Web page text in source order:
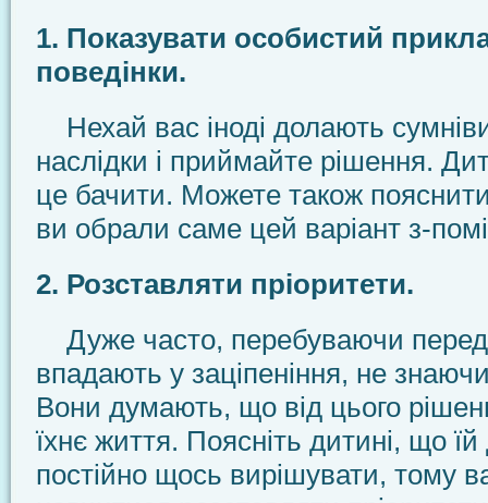
1. Показувати особистий
поведінки.
Нехай вас іноді долають
наслідки і приймайте рішення.
це бачити. Можете також
ви обрали саме цей варіант з-
2. Розставляти пріоритети.
Дуже часто, перебуваючи
впадають у заціпеніння, не
Вони думають, що від цього
їхнє життя. Поясніть дитині, що
постійно щось вирішувати, тому